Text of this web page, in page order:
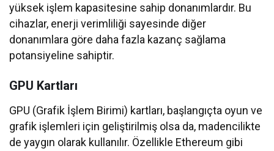
yüksek işlem kapasitesine sahip donanımlardır. Bu
cihazlar, enerji verimliliği sayesinde diğer
donanımlara göre daha fazla kazanç sağlama
potansiyeline sahiptir.
GPU Kartları
GPU (Grafik İşlem Birimi) kartları, başlangıçta oyun ve
grafik işlemleri için geliştirilmiş olsa da, madencilikte
de yaygın olarak kullanılır. Özellikle Ethereum gibi